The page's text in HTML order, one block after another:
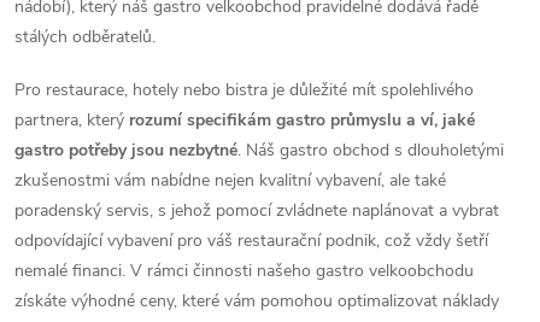
nádobí), který náš gastro velkoobchod pravidelné dodává řadě
stálých odběratelů.
Pro restaurace, hotely nebo bistra je důležité mít spolehlivého
partnera, který rozumí specifikám gastro průmyslu a ví, jaké
gastro potřeby jsou nezbytné. Náš gastro obchod s dlouholetými
zkušenostmi vám nabídne nejen kvalitní vybavení, ale také
poradenský servis, s jehož pomocí zvládnete naplánovat a vybrat
odpovídající vybavení pro váš restaurační podnik, což vždy šetří
nemalé financi. V rámci činnosti našeho gastro velkoobchodu
získáte výhodné ceny, které vám pomohou optimalizovat náklady